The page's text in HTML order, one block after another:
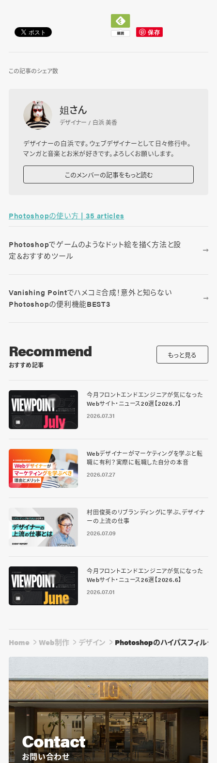
この記事のシェア数
姐さん
デザイナー / 白浜 美香
デザイナーの白浜です。ウェブデザイナーとして日々修行中。
マンガと音楽とお米が好きです。よろしくお願いします。
このメンバーの記事をもっと読む
Photoshopの使い方 | 35 articles
Photoshopでゲームのようなドット絵を描く方法と設
定＆おすすめツール
Vanishing Pointでハメコミ合成！意外と知らない
Photoshopの便利機能BEST3
Recommend
おすすめ記事
もっと見る
今月フロントエンドエンジニアが気になった
Webサイト・ニュース20選【2026.7】
2026.07.31
Webデザイナーがマーケティングを学ぶと転
職に有利？実際に転職した自分の本音
2026.07.27
村田俊英のリブランディングに学ぶ、デザイナ
ーの上流の仕事
2026.07.09
今月フロントエンドエンジニアが気になった
Webサイト・ニュース26選【2026.6】
2026.07.01
Home Web制作 デザイン Photoshopのハイパスフィルタ
Contact
お問い合わせ